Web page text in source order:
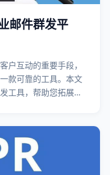
邮件群发平
户互动的重要手段，
款可靠的工具。本文
工具，帮助您拓展业